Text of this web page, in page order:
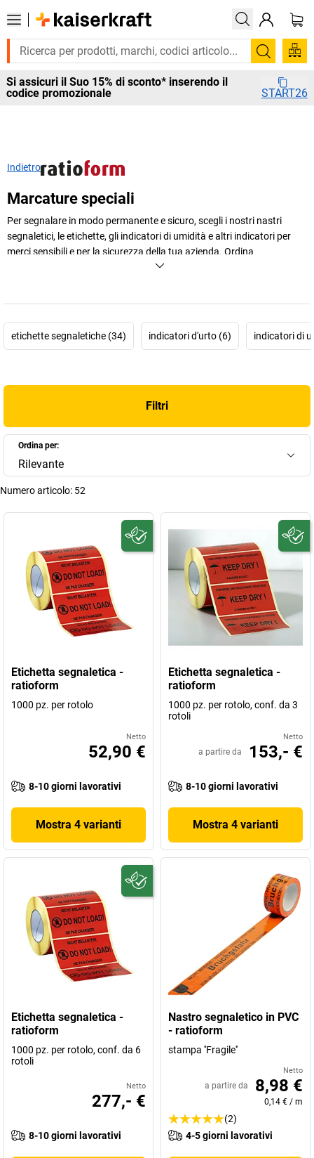
Cerca
Si assicuri il Suo 15% di sconto* inserendo il
codice promozionale
START26
Indietro
Marcature speciali
Per segnalare in modo permanente e sicuro, scegli i nostri nastri
segnaletici, le etichette, gli indicatori di umidità e altri indicatori per
merci sensibili e per la sicurezza della tua azienda. Ordina
comodamente online accessori per marcature speciali per spedizioni
etichette segnaletiche (34) indicatori d'urto (6) indicatori di
Filtri
Ordina per:
Rilevante
Numero articolo: 52
Etichetta segnaletica -
ratioform
1000 pz. per rotolo
Netto
52,90 €
8-10 giorni lavorativi
Mostra 4 varianti
Etichetta segnaletica -
ratioform
1000 pz. per rotolo, conf. da 3
rotoli
Netto
a partire da 153,- €
8-10 giorni lavorativi
Mostra 4 varianti
Etichetta segnaletica -
ratioform
1000 pz. per rotolo, conf. da 6
rotoli
Netto
277,- €
8-10 giorni lavorativi
Nastro segnaletico in PVC
- ratioform
stampa ''Fragile''
Netto
a partire da 8,98 €
0,14 € / m
(2)
4-5 giorni lavorativi